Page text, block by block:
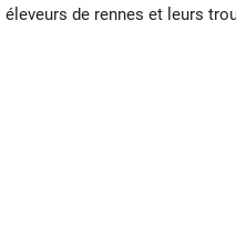
de rennes et leurs